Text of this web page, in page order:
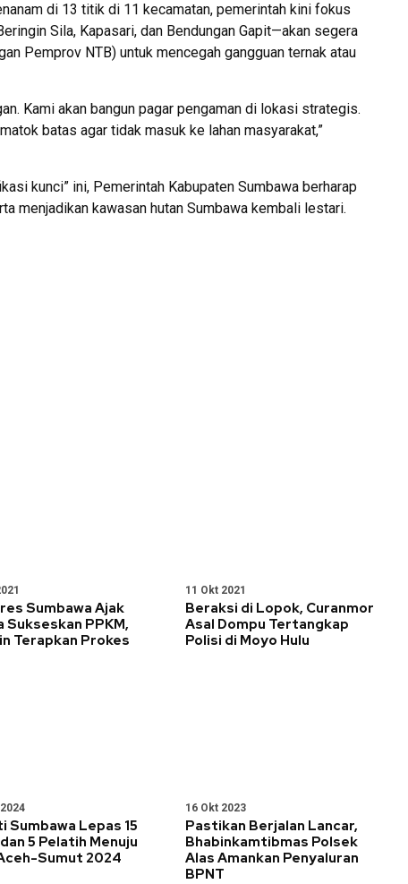
di 13 titik di 11 kecamatan, pemerintah kini fokus
Sila, Kapasari, dan Bendungan Gapit—akan segera
Pemprov NTB) untuk mencegah gangguan ternak atau
Kami akan bangun pagar pengaman di lokasi strategis.
batas agar tidak masuk ke lahan masyarakat,”
kunci” ini, Pemerintah Kabupaten Sumbawa berharap
menjadikan kawasan hutan Sumbawa kembali lestari.
Sumbawa Ajak
Sukseskan PPKM,
Terapkan Prokes
11 Okt 2021
Beraksi di Lopok, Curanmor
Asal Dompu Tertangkap
Polisi di Moyo Hulu
Sumbawa Lepas 15
5 Pelatih Menuju
Sumut 2024
16 Okt 2023
Pastikan Berjalan Lancar,
Bhabinkamtibmas Polsek
Alas Amankan Penyaluran
BPNT